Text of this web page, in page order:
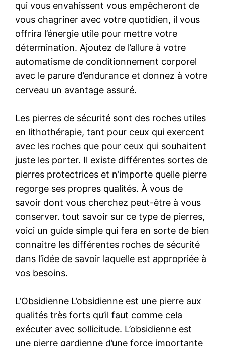
qui vous envahissent vous empêcheront de
vous chagriner avec votre quotidien, il vous
offrira l’énergie utile pour mettre votre
détermination. Ajoutez de l’allure à votre
automatisme de conditionnement corporel
avec le parure d’endurance et donnez à votre
cerveau un avantage assuré.
Les pierres de sécurité sont des roches utiles
en lithothérapie, tant pour ceux qui exercent
avec les roches que pour ceux qui souhaitent
juste les porter. Il existe différentes sortes de
pierres protectrices et n’importe quelle pierre
regorge ses propres qualités. À vous de
savoir dont vous cherchez peut-être à vous
conserver. tout savoir sur ce type de pierres,
voici un guide simple qui fera en sorte de bien
connaitre les différentes roches de sécurité
dans l’idée de savoir laquelle est appropriée à
vos besoins.
L’Obsidienne L’obsidienne est une pierre aux
qualités très forts qu’il faut comme cela
exécuter avec sollicitude. L’obsidienne est
une pierre gardienne d’une force importante